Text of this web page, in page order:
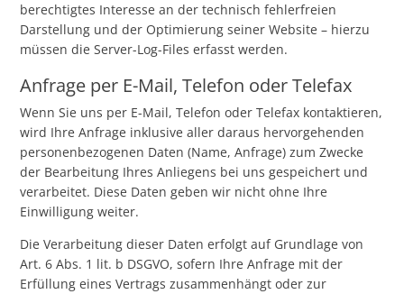
berechtigtes Interesse an der technisch fehlerfreien
Darstellung und der Optimierung seiner Website – hierzu
müssen die Server-Log-Files erfasst werden.
Anfrage per E-Mail, Telefon oder Telefax
Wenn Sie uns per E-Mail, Telefon oder Telefax kontaktieren,
wird Ihre Anfrage inklusive aller daraus hervorgehenden
personenbezogenen Daten (Name, Anfrage) zum Zwecke
der Bearbeitung Ihres Anliegens bei uns gespeichert und
verarbeitet. Diese Daten geben wir nicht ohne Ihre
Einwilligung weiter.
Die Verarbeitung dieser Daten erfolgt auf Grundlage von
Art. 6 Abs. 1 lit. b DSGVO, sofern Ihre Anfrage mit der
Erfüllung eines Vertrags zusammenhängt oder zur